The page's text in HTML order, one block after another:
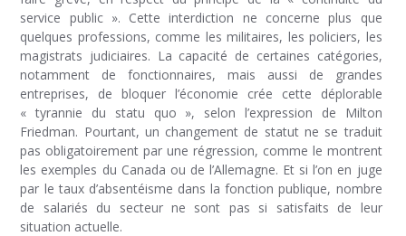
service public ». Cette interdiction ne concerne plus que
quelques professions, comme les militaires, les policiers, les
magistrats judiciaires. La capacité de certaines catégories,
notamment de fonctionnaires, mais aussi de grandes
entreprises, de bloquer l’économie crée cette déplorable
« tyrannie du statu quo », selon l’expression de Milton
Friedman. Pourtant, un changement de statut ne se traduit
pas obligatoirement par une régression, comme le montrent
les exemples du Canada ou de l’Allemagne. Et si l’on en juge
par le taux d’absentéisme dans la fonction publique, nombre
de salariés du secteur ne sont pas si satisfaits de leur
situation actuelle.